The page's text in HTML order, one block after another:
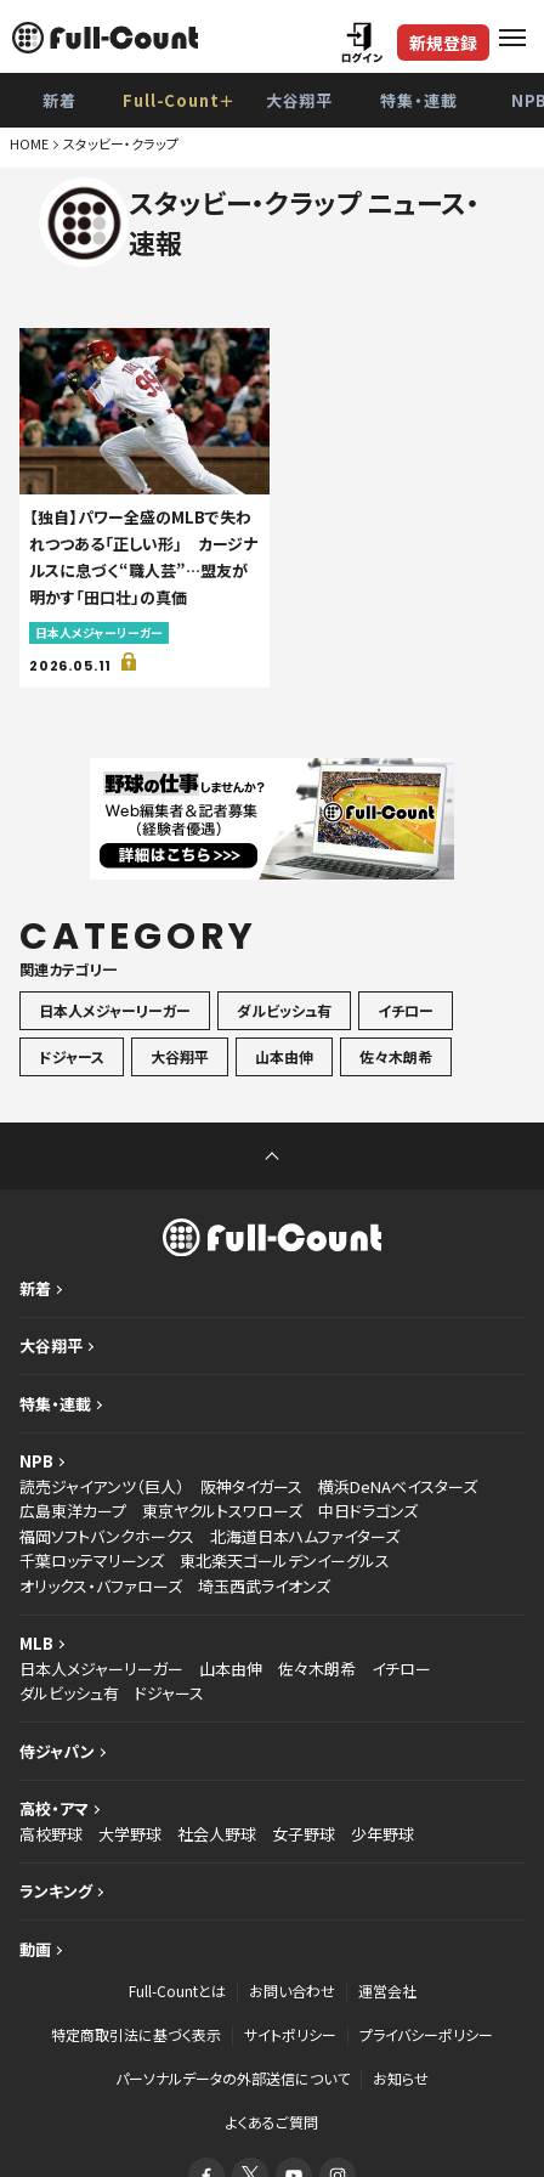
新規登録
新着 Full-Count＋ 大谷翔平 特集・連載
HOME スタッビー・クラップ
スタッビー・クラップ ニュース・
速報
【独自】パワー全盛のMLBで失わ
れつつある「正しい形」 カージナ
ルスに息づく“職人芸”…盟友が
明かす「田口壮」の真価
日本人メジャーリーガー
2026.05.11
CATEGORY
関連カテゴリ一
日本人メジャーリーガー
ダルビッシュ有 イチロー
ドジャース 大谷翔平 山本由伸 佐々木朗希
新着
大谷翔平
特集・連載
NPB
読売ジャイアンツ（巨人）
阪神タイガース
横浜DeNAベイスターズ
広島東洋カープ
東京ヤクルトスワローズ
中日ドラゴンズ
福岡ソフトバンクホークス
北海道日本ハムファイターズ
千葉ロッテマリーンズ
東北楽天ゴールデンイーグルス
オリックス・バファローズ
埼玉西武ライオンズ
MLB
日本人メジャーリーガー
山本由伸 佐々木朗希
イチロー
ダルビッシュ有
ドジャース
侍ジャパン
高校・アマ
高校野球
大学野球 社会人野球 女子野球 少年野球
ランキング
動画
Full-Countとは お問い合わせ 運営会社
特定商取引法に基づく表示 サイトポリシー プライバシーポリシー
パーソナルデータの外部送信について お知らせ
よくあるご質問